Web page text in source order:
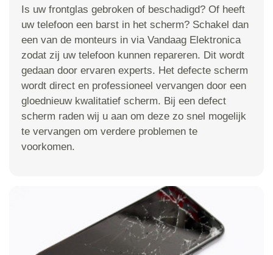
Is uw frontglas gebroken of beschadigd? Of heeft
uw telefoon een barst in het scherm? Schakel dan
een van de monteurs in via Vandaag Elektronica
zodat zij uw telefoon kunnen repareren. Dit wordt
gedaan door ervaren experts. Het defecte scherm
wordt direct en professioneel vervangen door een
gloednieuw kwalitatief scherm. Bij een defect
scherm raden wij u aan om deze zo snel mogelijk
te vervangen om verdere problemen te
voorkomen.